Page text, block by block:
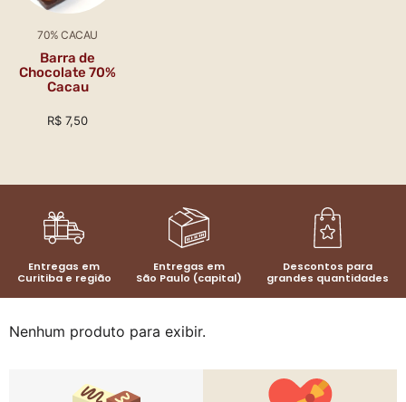
70% CACAU
Barra de
Chocolate 70%
Cacau
R$ 7,50
Entregas em
Curitiba e região
Entregas em
São Paulo (capital)
Descontos para
grandes quantidades
Nenhum produto para exibir.